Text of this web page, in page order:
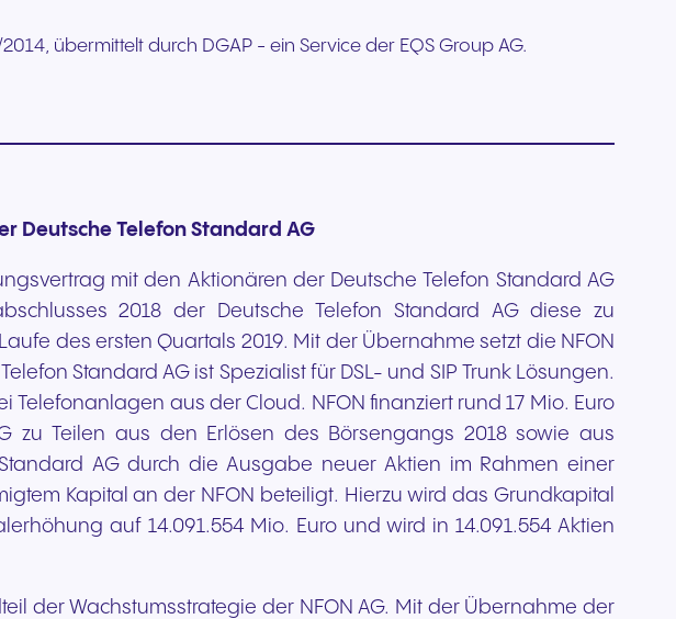
+49 800 63 66 555 Schreiben Sie uns
übermittelt durch DGAP - ein Service der EQS Group AG.
Deutsche Telefon Standard AG
mit den Aktionären der Deutsche Telefon Standard AG
2018 der Deutsche Telefon Standard AG diese zu
des ersten Quartals 2019. Mit der Übernahme setzt die NFON
Standard AG ist Spezialist für DSL- und SIP Trunk Lösungen.
aus der Cloud. NFON finanziert rund 17 Mio. Euro
zu Teilen aus den Erlösen des Börsengangs 2018 sowie aus
AG durch die Ausgabe neuer Aktien im Rahmen einer
Kapital an der NFON beteiligt. Hierzu wird das Grundkapital
auf 14.091.554 Mio. Euro und wird in 14.091.554 Aktien
der Wachstumsstrategie der NFON AG. Mit der Übernahme der